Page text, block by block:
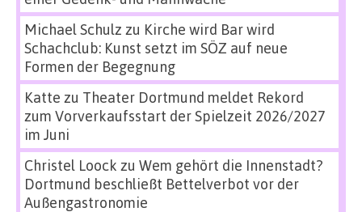
Michael Schulz zu Kirche wird Bar wird
Schachclub: Kunst setzt im SÖZ auf neue
Formen der Begegnung
Katte zu Theater Dortmund meldet Rekord
zum Vorverkaufsstart der Spielzeit 2026/2027
im Juni
Christel Loock zu Wem gehört die Innenstadt?
Dortmund beschließt Bettelverbot vor der
Außengastronomie